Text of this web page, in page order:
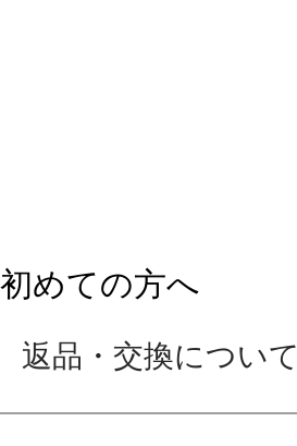
初めての方へ
返品・交換について